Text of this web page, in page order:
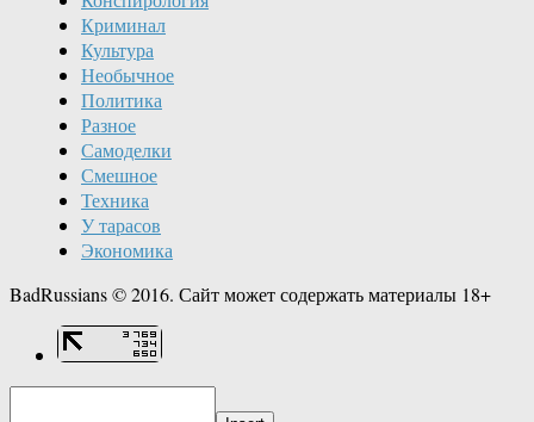
Криминал
Культура
Необычное
Политика
Разное
Самоделки
Смешное
Техника
У тарасов
Экономика
BadRussians © 2016. Сайт может содержать материалы 18+